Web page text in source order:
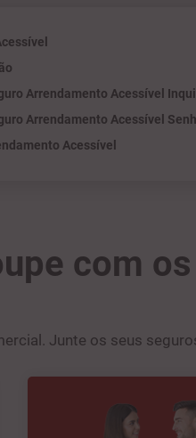
Arrendamento Acessível
Arrendamento Acessível
Acessível
com
Junte os seus